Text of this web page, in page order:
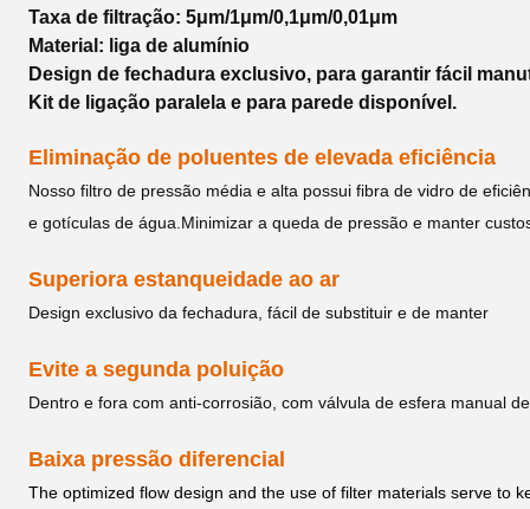
Taxa de filtração: 5μm/1μm/0,1μm/0,01μm
Material: liga de alumínio
Design de fechadura exclusivo, para garantir fácil
Kit de ligação paralela e para parede disponível.
Eliminação de poluentes de elevada eficiência
Nosso filtro de pressão média e alta possui fibra de vidro de
e gotículas de água.Minimizar a queda de pressão e manter
Superiora estanqueidade ao ar
Design exclusivo da fechadura, fácil de substituir e de manter
Evite a segunda poluição
Dentro e fora com anti-corrosião, com válvula de esfera manual
Baixa pressão diferencial
The optimized flow design and the use of filter materials serve to